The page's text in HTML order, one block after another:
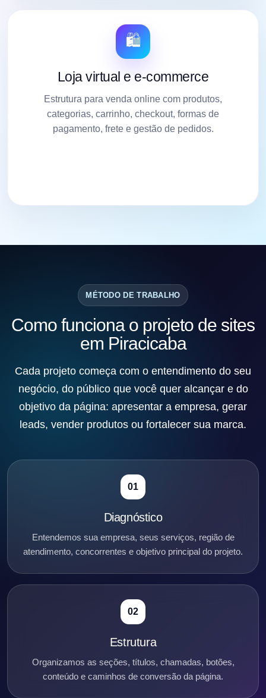
🛍️
Loja virtual e e-commerce
Estrutura para venda online com produtos,
categorias, carrinho, checkout, formas de
pagamento, frete e gestão de pedidos.
MÉTODO DE TRABALHO
Como funciona o projeto de sites
em Piracicaba
Cada projeto começa com o entendimento do seu
negócio, do público que você quer alcançar e do
objetivo da página: apresentar a empresa, gerar
leads, vender produtos ou fortalecer sua marca.
01
Diagnóstico
Entendemos sua empresa, seus serviços, região de
atendimento, concorrentes e objetivo principal do projeto.
02
Estrutura
Organizamos as seções, títulos, chamadas, botões,
conteúdo e caminhos de conversão da página.